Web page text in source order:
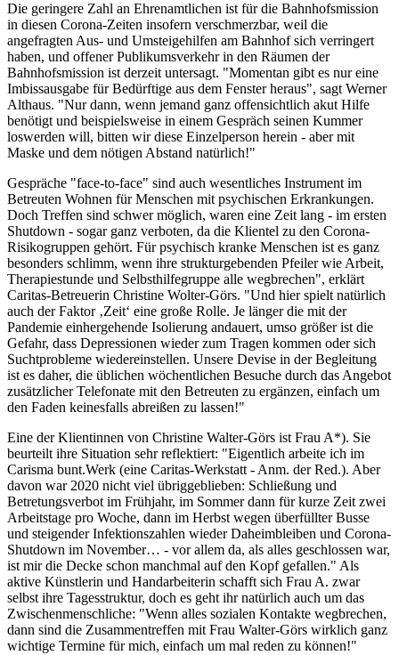
Die geringere Zahl an Ehrenamtlichen ist für die Bahnhofsmission
in diesen Corona-Zeiten insofern verschmerzbar, weil die
angefragten Aus- und Umsteigehilfen am Bahnhof sich verringert
haben, und offener Publikumsverkehr in den Räumen der
Bahnhofsmission ist derzeit untersagt. "Momentan gibt es nur eine
Imbissausgabe für Bedürftige aus dem Fenster heraus", sagt Werner
Althaus. "Nur dann, wenn jemand ganz offensichtlich akut Hilfe
benötigt und beispielsweise in einem Gespräch seinen Kummer
loswerden will, bitten wir diese Einzelperson herein - aber mit
Maske und dem nötigen Abstand natürlich!"
Gespräche "face-to-face" sind auch wesentliches Instrument im
Betreuten Wohnen für Menschen mit psychischen Erkrankungen.
Doch Treffen sind schwer möglich, waren eine Zeit lang - im ersten
Shutdown - sogar ganz verboten, da die Klientel zu den Corona-
Risikogruppen gehört. Für psychisch kranke Menschen ist es ganz
besonders schlimm, wenn ihre strukturgebenden Pfeiler wie Arbeit,
Therapiestunde und Selbsthilfegruppe alle wegbrechen", erklärt
Caritas-Betreuerin Christine Wolter-Görs. "Und hier spielt natürlich
auch der Faktor ‚Zeit‘ eine große Rolle. Je länger die mit der
Pandemie einhergehende Isolierung andauert, umso größer ist die
Gefahr, dass Depressionen wieder zum Tragen kommen oder sich
Suchtprobleme wiedereinstellen. Unsere Devise in der Begleitung
ist es daher, die üblichen wöchentlichen Besuche durch das Angebot
zusätzlicher Telefonate mit den Betreuten zu ergänzen, einfach um
den Faden keinesfalls abreißen zu lassen!"
Eine der Klientinnen von Christine Walter-Görs ist Frau A*). Sie
beurteilt ihre Situation sehr reflektiert: "Eigentlich arbeite ich im
Carisma bunt.Werk (eine Caritas-Werkstatt - Anm. der Red.). Aber
davon war 2020 nicht viel übriggeblieben: Schließung und
Betretungsverbot im Frühjahr, im Sommer dann für kurze Zeit zwei
Arbeitstage pro Woche, dann im Herbst wegen überfüllter Busse
und steigender Infektionszahlen wieder Daheimbleiben und Corona-
Shutdown im November… - vor allem da, als alles geschlossen war,
ist mir die Decke schon manchmal auf den Kopf gefallen." Als
aktive Künstlerin und Handarbeiterin schafft sich Frau A. zwar
selbst ihre Tagesstruktur, doch es geht ihr natürlich auch um das
Zwischenmenschliche: "Wenn alles sozialen Kontakte wegbrechen,
dann sind die Zusammentreffen mit Frau Walter-Görs wirklich ganz
wichtige Termine für mich, einfach um mal reden zu können!"